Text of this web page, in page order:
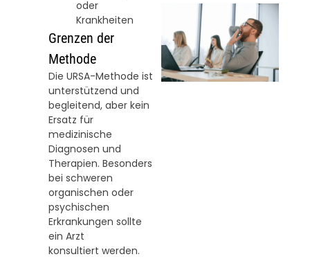
oder
Krankheiten
Grenzen der
Methode
Die URSA-Methode ist
unterstützend und
begleitend, aber kein
Ersatz für
medizinische
Diagnosen und
Therapien. Besonders
bei schweren
organischen oder
psychischen
Erkrankungen sollte
ein Arzt
konsultiert werden.